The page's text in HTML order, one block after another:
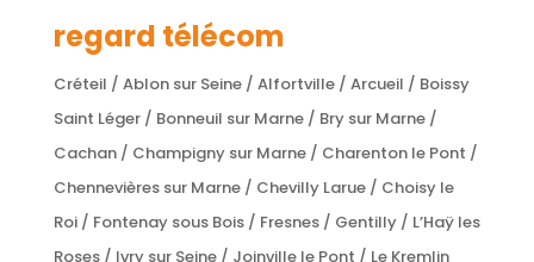
regard télécom
Créteil / Ablon sur Seine / Alfortville / Arcueil / Boissy
Saint Léger / Bonneuil sur Marne / Bry sur Marne /
Cachan / Champigny sur Marne / Charenton le Pont /
Chennevières sur Marne / Chevilly Larue / Choisy le
Roi / Fontenay sous Bois / Fresnes / Gentilly / L’Haÿ les
Roses / Ivry sur Seine / Joinville le Pont / Le Kremlin